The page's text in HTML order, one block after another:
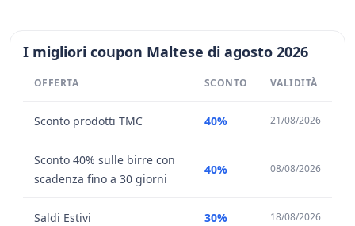
I migliori coupon Maltese di agosto 2026
OFFERTA SCONTO VALIDITÀ
Sconto prodotti TMC 40% 21/08/2026
Sconto 40% sulle birre con
scadenza fino a 30 giorni
40% 08/08/2026
Saldi Estivi 30% 18/08/2026